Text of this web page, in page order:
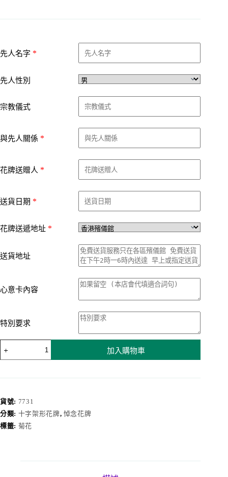
先人名字 *
先人性別
宗教儀式
與先人關係 *
花牌送贈人 *
送貨日期 *
花牌送遞地址 *
送貨地址
心意卡內容
特別要求
字
花
牌
7731
數
加入購物車
貨號: 7731
分類: 十字架形花牌, 悼念花牌
標籤: 菊花